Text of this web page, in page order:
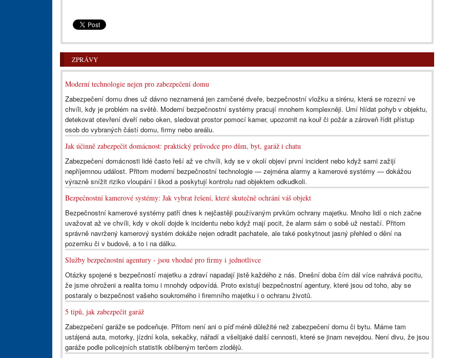
ZPRÁVY
Moderní technologie nejen pro zabezpečení domu
Zabezpečení domu dnes už dávno neznamená jen zamčené dveře, bezpečnostní vložku a sirénu, která se rozezní ve
chvíli, kdy je problém na světě. Moderní bezpečnostní systémy pracují mnohem komplexněji. Umí hlídat pohyb v objektu,
detekovat otevření dveří nebo oken, sledovat prostor pomocí kamer, upozornit na kouř či požár a zároveň řídit přístup
osob do vybraných částí domu, firmy nebo areálu.
Jak účinně zabezpečit domácnost: praktický průvodce pro dům, byt, garáž i chatu
Zabezpečení domácnosti lidé často řeší až ve chvíli, kdy se v okolí objeví první incident nebo když sami zažijí
nepříjemnou událost. Přitom moderní bezpečnostní technologie — zejména alarmy a kamerové systémy — dokážou
výrazně snížit riziko vloupání i škod a poskytují kontrolu nad objektem odkudkoli.
Bezpečnostní kamerové systémy: Jak vybrat řešení, které skutečně ochrání váš objekt
Bezpečnostní kamerové systémy patří dnes k nejčastěji používaným prvkům ochrany majetku. Mnoho lidí o nich začne
uvažovat až ve chvíli, kdy v okolí dojde k incidentu nebo když mají pocit, že alarm sám o sobě už nestačí. Přitom
správně navržený kamerový systém dokáže nejen odradit pachatele, ale také poskytnout jasný přehled o dění na
pozemku či v budově, a to i na dálku.
Služby bezpečnostní agentury - jsou vhodné pro firmy i jednotlivce
Otázky spojené s bezpečností majetku a zdraví napadají jistě každého z nás. Dnešní doba čím dál více nahrává pocitu,
že jsme ohroženi a realita tomu i mnohdy odpovídá. Proto existují bezpečnostní agentury, které jsou od toho, aby se
postaraly o bezpečnost vašeho soukromého i firemního majetku i o ochranu životů.
5 tipů, jak zabezpečit garáž
Zabezpečení garáže se podceňuje. Přitom není ani o píď méně důležité než zabezpečení domu či bytu. Máme tam
ustájená auta, motorky, jízdní kola, sekačky, nářadí a všelijaké další cennosti, které se jinam nevejdou. Není divu, že jsou
garáže podle policejních statistik oblíbeným terčem zlodějů.